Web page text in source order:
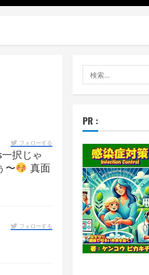
フォローする
択じゃ
〜
真面
フォローする
索:
PR :